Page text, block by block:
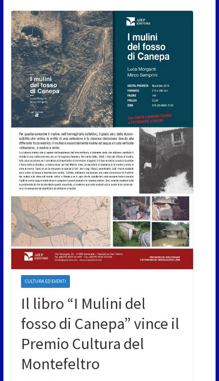
CULTURA ED EVENTI
Il libro “I Mulini del
fosso di Canepa” vince il
Premio Cultura del
Montefeltro